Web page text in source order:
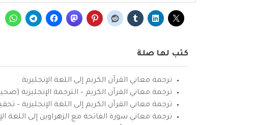
كتب لها صلة
ترجمة معاني القرآن الكريم إلى اللغة الإنجليزية
ترجمة معاني القرآن الكريم – الترجمة الإنجليزية
ترجمة معاني القرآن الكريم إلى اللغة الإنجليزية –
ترجمة معاني سورة الفاتحة مع الزهراوين إلى اللغة